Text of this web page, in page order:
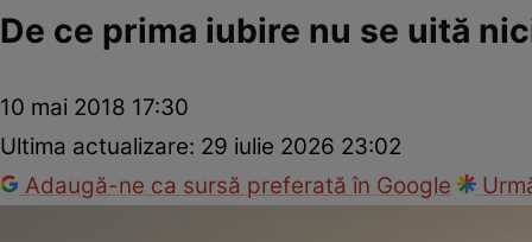
De ce prima iubire nu se uită
10 mai 2018 17:30
Ultima actualizare: 29 iulie 2026 23:02
Adaugă-ne ca sursă preferată în Google